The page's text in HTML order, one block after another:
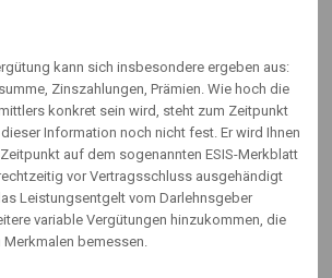
im Alter
kann sich insbesondere ergeben aus:
Zinszahlungen, Prämien. Wie hoch die
konkret sein wird, steht zum Zeitpunkt
Information noch nicht fest. Er wird Ihnen
auf dem sogenannten ESIS-Merkblatt
vor Vertragsschluss ausgehändigt
Leistungsentgelt vom Darlehnsgeber
variable Vergütungen hinzukommen, die
Merkmalen bemessen.